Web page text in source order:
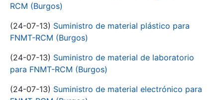
RCM (Burgos)
(24-07-13) Suministro de material plástico para
FNMT-RCM (Burgos)
(24-07-13) Suministro de material de laboratorio
para FNMT-RCM (Burgos)
(24-07-13) Suministro de material electrónico para